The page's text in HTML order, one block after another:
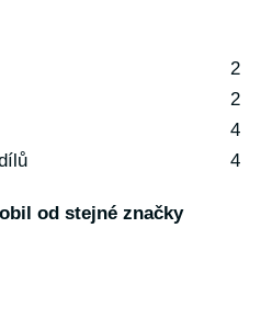
2
2
4
4
od stejné značky